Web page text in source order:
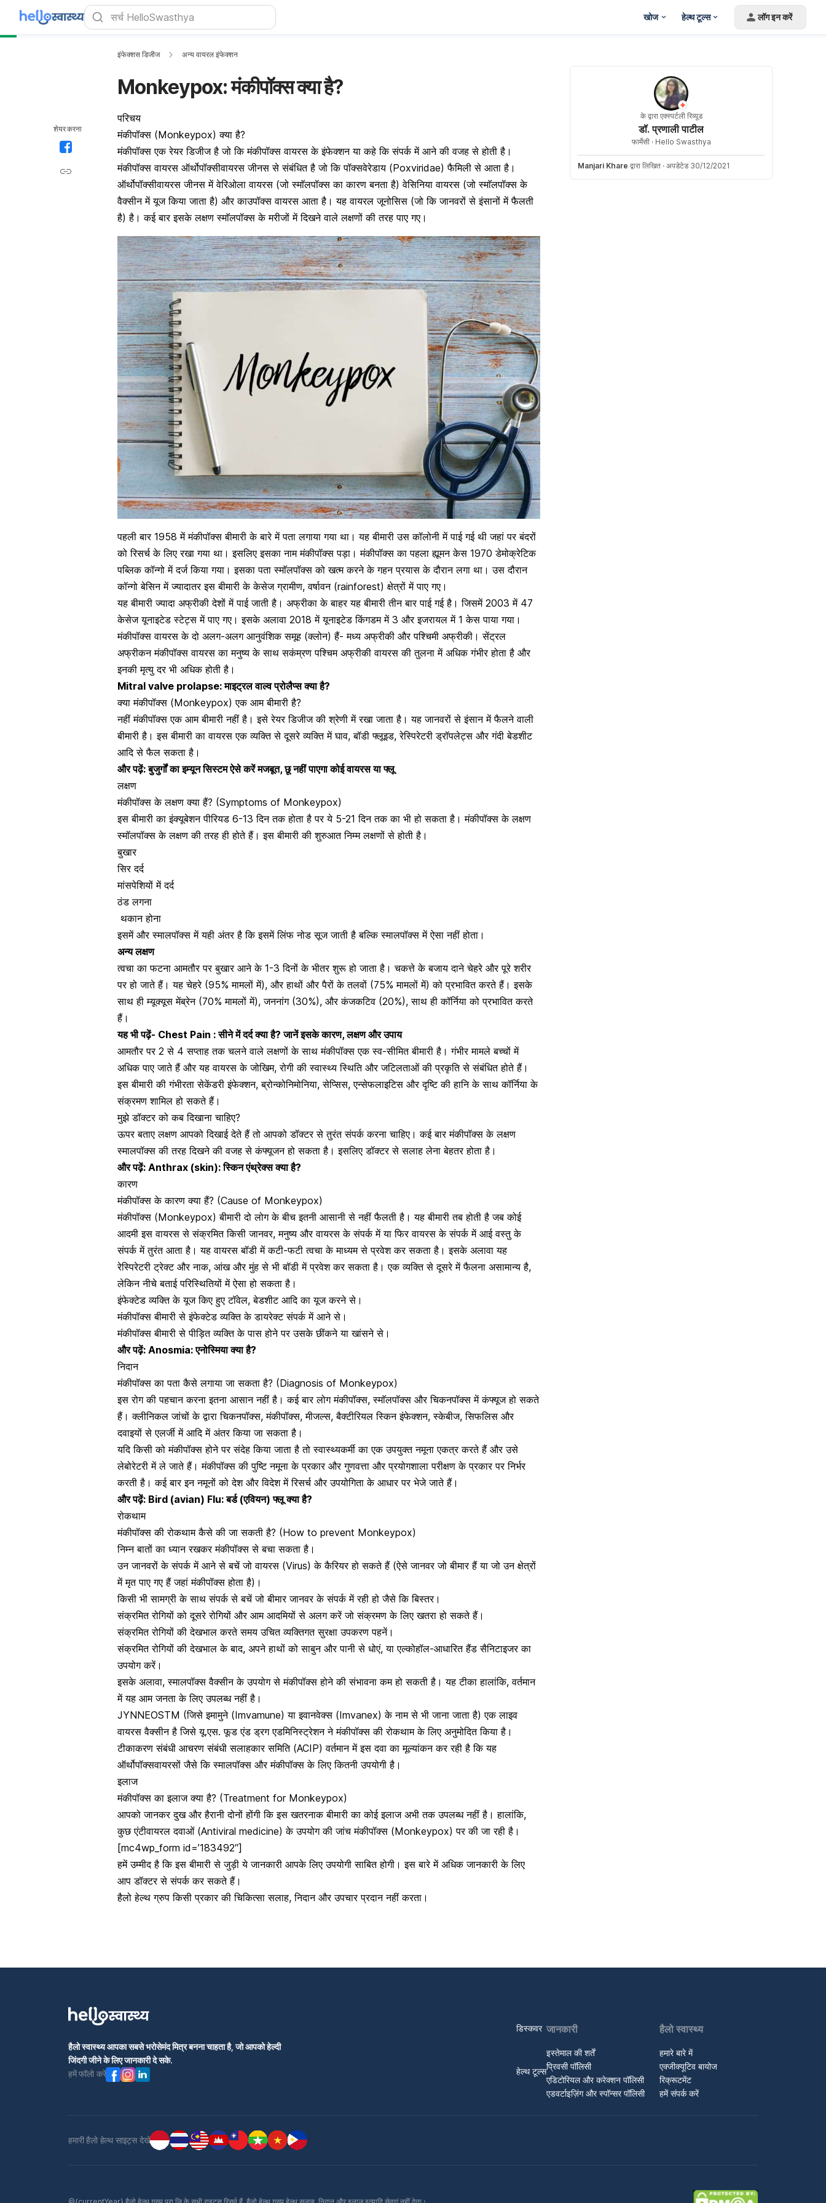
खोज हेल्थ टूल्स लॉग इन करें
शेयर करना
इंफेक्शस डिजीज अन्य वायरल इंफेक्शन
Monkeypox: मंकीपॉक्स क्या है?
परिचय
मंकीपॉक्स (Monkeypox) क्या है?
मंकीपॉक्स एक रेयर डिजीज है जो कि मंकीपॉक्स वायरस के इंफेक्शन या कहे कि संपर्क में आने की वजह से होती है।
मंकीपॉक्स वायरस ऑर्थोपॉक्सीवायरस जीनस से संबंधित है जो कि पॉक्सवेरेडाय (Poxviridae) फैमिली से आता है।
ऑर्थोपॉक्सीवायरस जीनस में वेरिओला वायरस (जो स्माॅलपॉक्स का कारण बनता है) वेसिनिया वायरस (जो स्माॅलपॉक्स के
वैक्सीन में यूज किया जाता है) और काउपॉक्स वायरस आता है। यह वायरलजूनोसिस (जो कि जानवरों से इंसानों में फैलती
है)है। कई बार इसके लक्षण स्माॅलपॉक्स के मरीजों में दिखने वाले लक्षणों की तरह पाए गए।
पहली बार 1958 में मंकीपॉक्स बीमारी के बारे में पता लगाया गया था। यह बीमारी उस कॉलोनी में पाई गई थी जहां पर बंदरों
को रिसर्च के लिए रखा गया था। इसलिए इसका नाम मंकीपॉक्स पड़ा। मंकीपॉक्स का पहला ह्यूमन केस 1970 डेमोक्रेटिक
पब्लिक कॉन्गो में दर्ज किया गया। इसका पता स्माॅलपॉक्स को खत्म करने के गहन प्रयास के दौरान लगा था। उस दौरान
कॉन्गो बेसिन में ज्यादातर इस बीमारी के केसेज ग्रामीण, वर्षावन (rainforest) क्षेत्रों में पाए गए।
यह बीमारी ज्यादा अफ्रीकी देशों में पाई जाती है। अफ्रीका के बाहर यह बीमारी तीन बार पाई गई है। जिसमें 2003 में 47
केसेज यूनाइटेड स्टेट्स में पाए गए। इसके अलावा 2018 में यूनाइटेड किंगडम में 3 और इजरायल में 1 केस पाया गया।
मंकीपॉक्स वायरस के दो अलग-अलग आनुवंशिक समूह (क्लोन) हैं- मध्य अफ्रीकी और पश्चिमी अफ्रीकी। सेंट्रल
अफ्रीकन मंकीपॉक्स वायरस का मनुष्य के साथ सकंम्रण पश्चिम अफ्रीकी वायरस की तुलना में अधिक गंभीर होता है और
इनकी मृत्यु दर भी अधिक होती है।
Mitral valve prolapse: माइट्रल वाल्व प्रोलैप्स क्या है?
क्या मंकीपॉक्स (Monkeypox) एक आम बीमारी है?
नहीं मंकीपॉक्स एक आम बीमारी नहीं है। इसेरेयर डिजीज की श्रेणी में रखा जाता है । यह जानवरों से इंसान में फैलने वाली
बीमारी है। इस बीमारी का वायरस एक व्यक्ति से दूसरे व्यक्ति में घाव, बॉडी फ्लूइड, रेस्पिरेटरी ड्रॉपलेट्स और गंदी बेडशीट
आदि से फैल सकता है।
और पढ़ें:बुजुर्गों का इम्यून सिस्टम ऐसे करें मजबूत, छू नहीं पाएगा कोई वायरस या फ्लू
लक्षण
मंकीपॉक्स के लक्षण क्या हैं? (Symptoms of Monkeypox)
इस बीमारी का इंक्यूबेशन पीरियड 6-13 दिन तक होता है पर ये 5-21 दिन तक का भी हो सकता है। मंकीपॉक्स के लक्षण
स्मॉलपॉक्स के लक्षण की तरह ही होते हैं। इस बीमारी की शुरुआत निम्म लक्षणों से होती है।
बुखार
सिर दर्द
मांसपेशियों में दर्द
ठंड लगना
थकान होना
इसमें और स्मालपॉक्स में यही अंतर है कि इसमें लिंफ नोड सूज जाती है बल्कि स्मालपॉक्स में ऐसा नहीं होता।
अन्य लक्षण
त्वचा का फटना आमतौर पर बुखार आने के 1-3 दिनों के भीतर शुरू हो जाता है। चकत्ते के बजाय दाने चेहरे और पूरे शरीर
पर हो जाते हैं। यह चेहरे (95% मामलों में), और हाथों और पैरों के तलवों (75% मामलों में) को प्रभावित करते हैं। इसके
साथ हीम्यूक्यूसमेंब्रेन (70% मामलों में), जननांग (30%), और कंजकटिव (20%), साथ ही कॉर्निया को प्रभावित करते
हैं।
यह भी पढ़ें- Chest Pain : सीने में दर्द क्या है? जानें इसके कारण, लक्षण और उपाय
आमतौर पर 2 से 4 सप्ताह तक चलने वाले लक्षणों के साथ मंकीपॉक्स एक स्व-सीमित बीमारी है। गंभीर मामले बच्चों में
अधिक पाए जाते हैं और यह वायरस के जोखिम, रोगी की स्वास्थ्य स्थिति और जटिलताओं की प्रकृति से संबंधित होते हैं।
इस बीमारी की गंभीरता सेकेंडरी इंफेक्शन,ब्रोन्कोनिमोनिया,सेप्सिस, एन्सेफलाइटिस और दृष्टि की हानि के साथ कॉर्निया के
संक्रमण शामिल हो सकते हैं।
मुझे डॉक्टर को कब दिखाना चाहिए?
ऊपर बताए लक्षण आपको दिखाई देते हैं तो आपको डॉक्टर से तुरंत संपर्क करना चाहिए। कई बार मंकीपॉक्स के लक्षण
स्मालपॉक्स की तरह दिखने की वजह से कंफ्यूजन हो सकता है। इसलिए डॉक्टर से सलाह लेना बेहतर होता है।
और पढ़ें: Anthrax (skin): स्किन एंथ्रेक्स क्या है?
कारण
मंकीपॉक्स के कारण क्या हैं? (Cause of Monkeypox)
मंकीपॉक्स (Monkeypox) बीमारी दो लोग के बीच इतनी आसानी से नहीं फैलती है। यह बीमारी तब होती है जब कोई
आदमी इस वायरस से संक्रमित किसी जानवर, मनुष्य और वायरस के संपर्क में या फिर वायरस के संपर्क में आई वस्तु के
संपर्क में तुरंत आता है। यह वायरस बॉडी में कटी-फटी त्वचा के माध्यम से प्रवेश कर सकता है। इसके अलावा यह
रेस्पिरेटरी ट्रेक्ट और नाक, आंख और मुंह से भी बॉडी में प्रवेश कर सकता है। एक व्यक्ति से दूसरे में फैलना असामान्य है,
लेकिन नीचे बताई परिस्थितियों में ऐसा हो सकता है।
इंफेक्टेड व्यक्ति के यूज किए हुएटॉवेल, बेडशीट आदि का यूज करने से।
मंकीपॉक्स बीमारी से इंफेक्टेड व्यक्ति के डायरेक्ट संपर्क में आने से।
मंकीपॉक्स बीमारी से पीड़ित व्यक्ति के पास होने पर उसकेछींकने या खांसनेसे।
और पढ़ें: Anosmia: एनोस्मिया क्या है?
निदान
मंकीपॉक्स का पता कैसे लगाया जा सकता है? (Diagnosis of Monkeypox)
इस रोग की पहचान करना इतना आसान नहीं है। कई बार लोग मंकीपॉक्स,स्माॅलपॉक्स और चिकनपॉक्स में कंफ्यूज हो सकते
हैं। क्लीनिकल जांचों के द्वारा चिकनपॉक्स, मंकीपॉक्स,मीजल्स, बैक्टीरियल स्किन इंफेक्शन, स्केबीज,सिफलिस और
दवाइयों से एलर्जी में आदि में अंतर किया जा सकता है।
यदि किसी को मंकीपॉक्स होने पर संदेह किया जाता है तो स्वास्थ्यकर्मी का एक उपयुक्त नमूना एकत्र करते हैं और उसे
लेबोरेटरी में ले जाते हैं। मंकीपॉक्स की पुष्टि नमूना के प्रकार और गुणवत्ता और प्रयोगशाला परीक्षण के प्रकार पर निर्भर
करती है। कई बार इन नमूनों को देश और विदेश में रिसर्च और उपयोगिता के आधार पर भेजे जाते हैं।
और पढ़ें: Bird (avian) Flu: बर्ड (एवियन) फ्लू क्या है?
रोकथाम
मंकीपॉक्स की रोकथाम कैसे की जा सकती है? (How to prevent Monkeypox)
निम्न बातों का ध्यान रखकर मंकीपॉक्स से बचा सकता है।
उन जानवरों के संपर्क में आने से बचें जोवायरस (Virus) के कैरियर हो सकते हैं(ऐसे जानवर जो बीमार हैं या जो उन क्षेत्रों
में मृत पाए गए हैं जहां मंकीपॉक्स होता है)।
किसी भी सामग्री के साथ संपर्क से बचें जो बीमार जानवर के संपर्क में रही हो जैसे कि बिस्तर।
संक्रमित रोगियों को दूसरे रोगियों और आम आदमियों से अलग करें जो संक्रमण के लिए खतरा हो सकते हैं।
संक्रमित रोगियों की देखभाल करते समय उचित व्यक्तिगत सुरक्षा उपकरण पहनें।
संक्रमित रोगियों की देखभाल के बाद, अपने हाथों को साबुन और पानी से धोएं, याएल्कोहॉल-आधारित हैंड सैनिटाइजर का
उपयोग करें।
इसके अलावा, स्मालपॉक्स वैक्सीन के उपयोग से मंकीपॉक्स होने की संभावना कम हो सकती है। यह टीका हालांकि, वर्तमान
में यह आम जनता के लिए उपलब्ध नहीं है।
JYNNEOSTM (जिसे इमामुने (Imvamune) या इवानवेक्स (Imvanex) के नाम से भी जाना जाता है) एक लाइव
वायरस वैक्सीन है जिसे यू.एस. फूड एंड ड्रग एडमिनिस्ट्रेशन ने मंकीपॉक्स की रोकथाम के लिए अनुमोदित किया है।
टीकाकरण संबंधी आचरण संबंधी सलाहकार समिति (ACIP) वर्तमान में इस दवा का मूल्यांकन कर रही है कि यह
ऑर्थोपॉक्सवायरसों जैसे कि स्मालपॉक्स और मंकीपॉक्स के लिए कितनी उपयोगी है।
इलाज
मंकीपॉक्स का इलाज क्या है? (Treatment for Monkeypox)
आपको जानकर दुख और हैरानी दोनों होंगी कि इस खतरनाक बीमारी का कोई इलाज अभी तक उपलब्ध नहीं है। हालांकि,
कुछ एंटीवायरल दवाओं (Antiviral medicine) के उपयोग की जांच मंकीपॉक्स (Monkeypox) पर की जा रही है।
[mc4wp_form id=’183492″]
हमें उम्मीद है कि इस बीमारी से जुड़ी ये जानकारी आपके लिए उपयोगी साबित होगी। इस बारे में अधिक जानकारी के लिए
आप डॉक्टर से संपर्क कर सकते हैं।
हैलो हेल्थ ग्रुप किसी प्रकार की चिकित्सा सलाह, निदान और उपचार प्रदान नहीं करता।
के द्वारा एक्स्पर्टली रिव्यूड
डॉ. प्रणाली पाटील
फार्मेसी · Hello Swasthya
Manjari Khare द्वारा लिखित · अपडेटेड 30/12/2021
हैलो स्वास्थ्य आपका सबसे भरोसेमंद मित्र बनना चाहता है, जो आपको हेल्दी
जिंदगी जीने के लिए जानकारी दे सके.
हमें फॉलो करें
डिस्कवर
हेल्थ टूल्स
जानकारी
इस्तेमाल की शर्तें
प्रिवसी पॉलिसी
एडिटोरियल और करेक्शन पॉलिसी
एडवर्टाइज़िंग और स्पॉन्सर पॉलिसी
हैलो स्वास्थ्य
हमारे बारे में
एक्जीक्यूटिव बायोज
रिक्रूटमेंट
हमें संपर्क करें
हमारी हैलो हेल्थ साइट्स देखें